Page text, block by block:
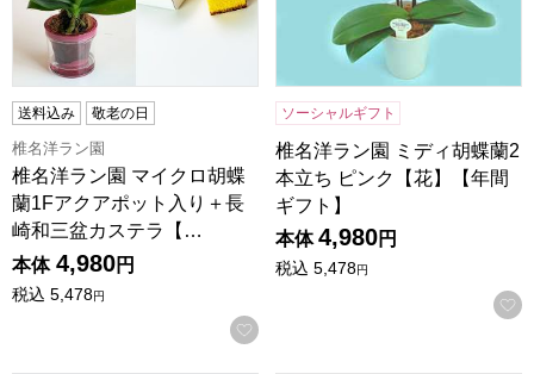
送料込み 敬老の日
椎名洋ラン園
椎名洋ラン園 マイクロ胡蝶
蘭1Fアクアポット入り＋長
崎和三盆カステラ【…
本体 4,980円
税込 5,478円
お気に入りに登録する
ソーシャルギフト
椎名洋ラン園 ミディ胡蝶蘭2
本立ち ピンク【花】【年間
ギフト】
本体 4,980円
税込 5,478円